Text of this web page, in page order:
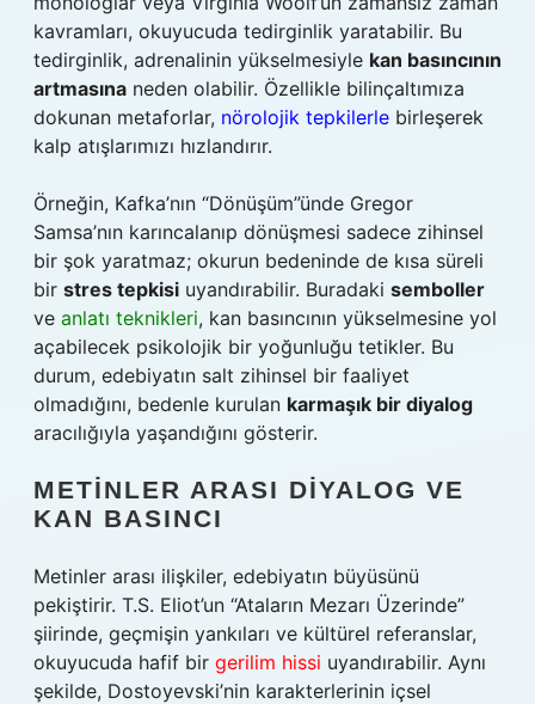
kavramları, okuyucuda tedirginlik yaratabilir. Bu
tedirginlik, adrenalinin yükselmesiyle kan basıncının
artmasına neden olabilir. Özellikle bilinçaltımıza
dokunan metaforlar, nörolojik tepkilerle birleşerek
kalp atışlarımızı hızlandırır.
Örneğin, Kafka’nın “Dönüşüm”ünde Gregor
Samsa’nın karıncalanıp dönüşmesi sadece zihinsel
bir şok yaratmaz; okurun bedeninde de kısa süreli
bir stres tepkisi uyandırabilir. Buradaki semboller
ve anlatı teknikleri, kan basıncının yükselmesine yol
açabilecek psikolojik bir yoğunluğu tetikler. Bu
durum, edebiyatın salt zihinsel bir faaliyet
olmadığını, bedenle kurulan karmaşık bir diyalog
aracılığıyla yaşandığını gösterir.
METINLER ARASI DIYALOG VE
KAN BASINCI
Metinler arası ilişkiler, edebiyatın büyüsünü
pekiştirir. T.S. Eliot’un “Ataların Mezarı Üzerinde”
şiirinde, geçmişin yankıları ve kültürel referanslar,
okuyucuda hafif bir gerilim hissi uyandırabilir. Aynı
şekilde, Dostoyevski’nin karakterlerinin içsel